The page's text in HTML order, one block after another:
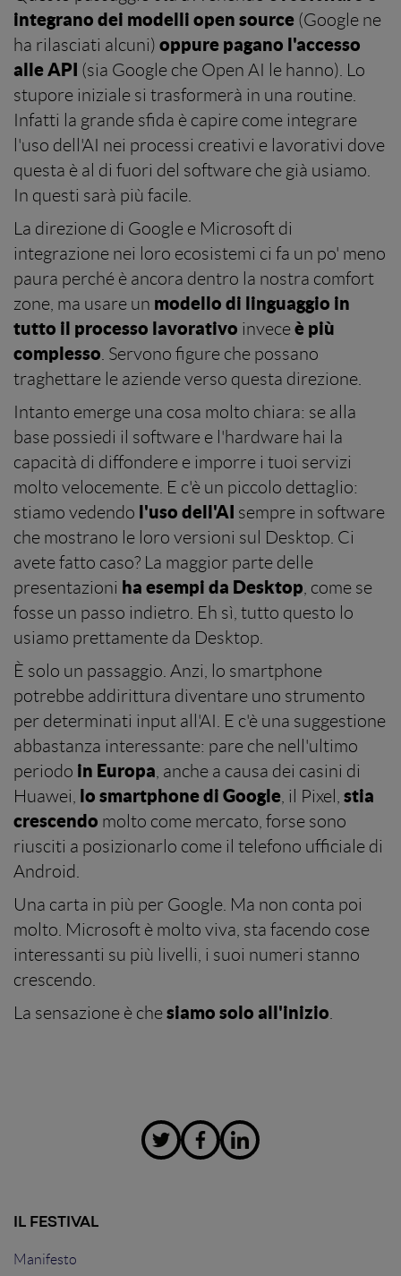
integrano dei modelli open source (Google ne
ha rilasciati alcuni) oppure pagano l'accesso
alle API (sia Google che Open AI le hanno). Lo
stupore iniziale si trasformerà in una routine.
Infatti la grande sfida è capire come integrare
l'uso dell'AI nei processi creativi e lavorativi dove
questa è al di fuori del software che già usiamo.
In questi sarà più facile.
La direzione di Google e Microsoft di
integrazione nei loro ecosistemi ci fa un po' meno
paura perché è ancora dentro la nostra comfort
zone, ma usare un modello di linguaggio in
tutto il processo lavorativo inveceè più
complesso . Servono figure che possano
traghettare le aziende verso questa direzione.
Intanto emerge una cosa molto chiara: se alla
base possiedi il software e l'hardware hai la
capacità di diffondere e imporre i tuoi servizi
molto velocemente. E c'è un piccolo dettaglio:
stiamo vedendo l'uso dell'AI sempre in software
che mostrano le loro versioni sul Desktop. Ci
avete fatto caso? La maggior parte delle
presentazioni ha esempi da Desktop , come se
fosse un passo indietro. Eh sì, tutto questo lo
usiamo prettamente da Desktop.
È solo un passaggio. Anzi, lo smartphone
potrebbe addirittura diventare uno strumento
per determinati input all'AI. E c'è una suggestione
abbastanza interessante: pare che nell'ultimo
periodo in Europa , anche a causa dei casini di
Huawei, lo smartphone di Google , il Pixel, stia
crescendo molto come mercato, forse sono
riusciti a posizionarlo come il telefono ufficiale di
Android.
Una carta in più per Google. Ma non conta poi
molto. Microsoft è molto viva, sta facendo cose
interessanti su più livelli, i suoi numeri stanno
crescendo.
La sensazione è chesiamo solo all'inizio
IL FESTIVAL
Manifesto